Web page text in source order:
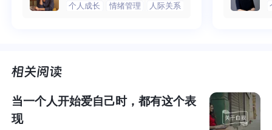
孩子的所有付出似乎只不过是因为是他们的孩子。似乎让
孩子的全部意义都建立在父母身上了
。那么孩子的价值也
而且当咨询师准确说出我当时的情
觉轻快了很多，感觉轻松了。很感
谢咨询师姐姐！
询师准确说出我当时的情绪，我感
了很多，感觉轻松了。很感谢咨询
师姐姐！
个人成长 情绪管理 人际关系
再困于
梏，更
当一个人开始爱自己时，都有这个表
现